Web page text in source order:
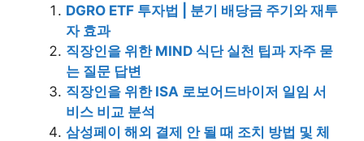
DGRO ETF 투자법 | 분기 배당금 주기와 재투
자 효과
직장인을 위한 MIND 식단 실천 팁과 자주 묻
는 질문 답변
직장인을 위한 ISA 로보어드바이저 일임 서
비스 비교 분석
삼성페이 해외 결제 안 될 때 조치 방법 및 체